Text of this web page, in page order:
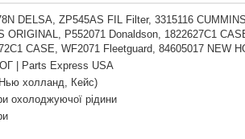
DELSA, ZP545AS FIL Filter, 3315116
ORIGINAL, P552071 Donaldson, 1822627C1
CASE, WF2071 Fleetguard, 84605017 NEW
| Parts Express USA
холланд, Кейс)
охолоджуючої рідини